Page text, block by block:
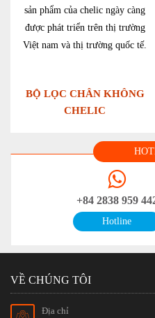
sản phẩm của chelic ngày càng
được phát triển trên thị trường
Việt nam và thị trường quốc tế.
BỘ LỌC CHÂN KHÔNG
CHELIC
+84 2838 959
Hotline
VỀ CHÚNG TÔI
Địa chỉ